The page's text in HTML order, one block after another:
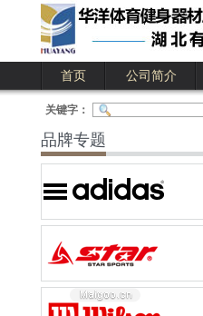
首页 公司简介
公司简介 公司业绩
关键字：
品牌专题